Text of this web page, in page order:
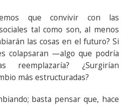
que convivir con las
tal como son, al menos
las cosas en el futuro? Si
colapsaran —algo que podría
reemplazaría? ¿Surgirían
más estructuradas?
basta pensar que, hace